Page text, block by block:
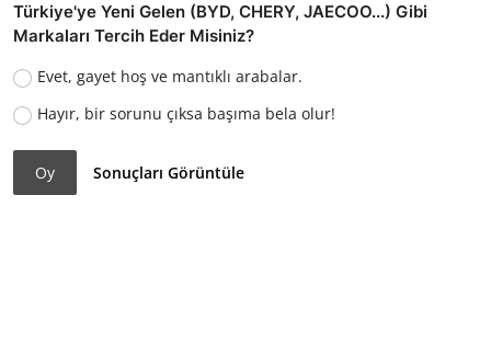
Türkiye'ye Yeni Gelen (BYD, CHERY, JAECOO...) Gibi
Markaları Tercih Eder Misiniz?
Evet, gayet hoş ve mantıklı arabalar.
Hayır, bir sorunu çıksa başıma bela olur!
Oy Sonuçları Görüntüle